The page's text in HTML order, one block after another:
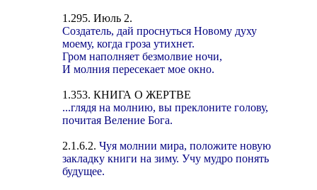
1.295. Июль 2.
Создатель, дай проснуться Новому духу
моему, когда гроза утихнет.
Гром наполняет безмолвие ночи,
И молния пересекает мое окно.
1.353. КНИГА О ЖЕРТВЕ
...глядя на молнию, вы преклоните голову,
почитая Веление Бога.
2.1.6.2. Чуя молнии мира, положите новую
закладку книги на зиму. Учу мудро понять
будущее.